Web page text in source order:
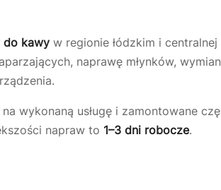
do kawy w regionie łódzkim i
naprawę młynków,
na wykonaną usługę i zamontowane
napraw to 1–3 dni robocze.